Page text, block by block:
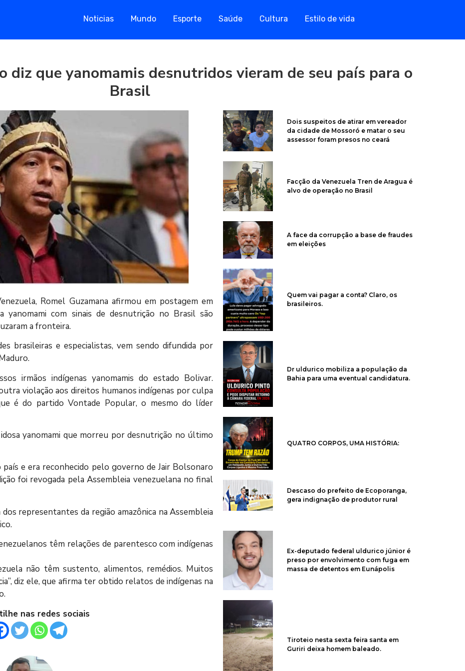
Noticias Mundo Esporte Saúde Cultura Estilo de vida
diz que yanomamis desnutridos vieram de seu país para o
Brasil
Romel Guzamana afirmou em postagem em
yanomami com sinais de desnutrição no Brasil são
a fronteira.
brasileiras e especialistas, vem sendo difundida por
irmãos indígenas yanomamis do estado Bolivar.
violação aos direitos humanos indígenas por culpa
é do partido Vontade Popular, o mesmo do líder
yanomami que morreu por desnutrição no último
e era reconhecido pelo governo de Jair Bolsonaro
foi revogada pela Assembleia venezuelana no final
representantes da região amazônica na Assembleia
têm relações de parentesco com indígenas
não têm sustento, alimentos, remédios. Muitos
diz ele, que afirma ter obtido relatos de indígenas na
nas redes sociais
Dois suspeitos de atirar em vereador
da cidade de Mossoró e matar o seu
assessor foram presos no ceará
Facção da Venezuela Tren de Aragua é
alvo de operação no Brasil
A face da corrupção a base de fraudes
em eleições
Quem vai pagar a conta? Claro, os
brasileiros.
Dr uldurico mobiliza a população da
Bahia para uma eventual candidatura.
QUATRO CORPOS, UMA HISTÓRIA:
Descaso do prefeito de Ecoporanga,
gera indignação de produtor rural
Ex-deputado federal uldurico júnior é
preso por envolvimento com fuga em
massa de detentos em Eunápolis
Tiroteio nesta sexta feira santa em
Guriri deixa homem baleado.